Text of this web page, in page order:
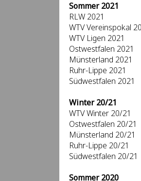
Sommer 2021
RLW 2021
WTV Vereinspokal
WTV Ligen 2021
Ostwestfalen 2021
Münsterland 2021
Ruhr-Lippe 2021
Südwestfalen 2021
Winter 20/21
WTV Winter 20/21
Ostwestfalen 20/21
Münsterland 20/21
Ruhr-Lippe 20/21
Südwestfalen 20/21
Sommer 2020